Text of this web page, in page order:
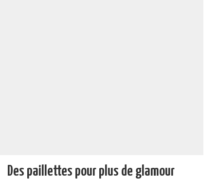
Des paillettes pour plus de glamour